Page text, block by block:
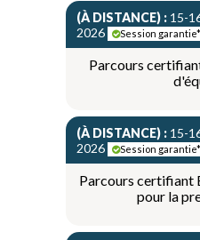
(À DISTANCE) : 15-
2026
Session garantie*
Parcours
(À DISTANCE) : 15-
2026
Session garantie*
Parcours certifiant
pour la